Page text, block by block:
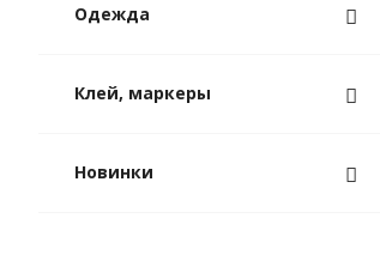
Одежда
Клей, маркеры
Новинки